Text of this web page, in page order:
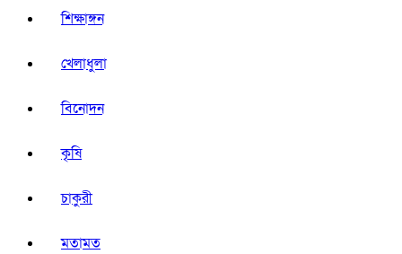
শিক্ষাঙ্গন
খেলাধুলা
বিনোদন
কৃষি
চাকুরী
মতামত